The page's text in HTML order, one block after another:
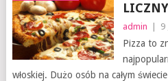
admin 9
Pizza to
włoskiej. Dużo osób na całym